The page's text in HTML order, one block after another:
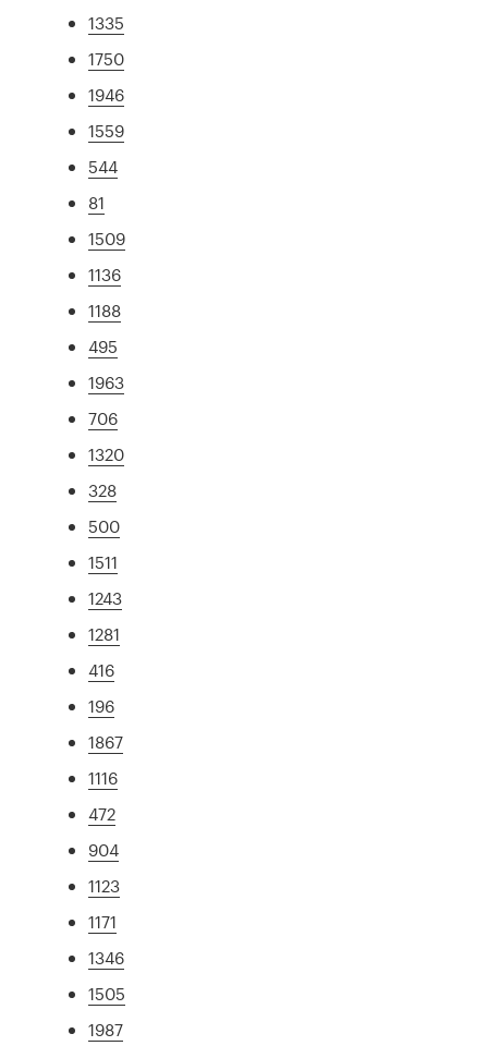
1335
1750
1946
1559
544
81
1509
1136
1188
495
1963
706
1320
328
500
1511
1243
1281
416
196
1867
1116
472
904
1123
1171
1346
1505
1987